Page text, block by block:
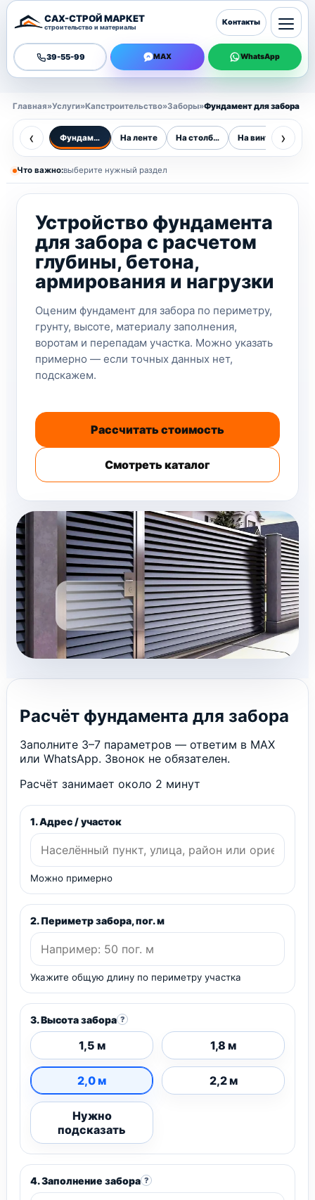
САХ-СТРОЙ МАРКЕТ
строительство и материалы
39-55-99 MAX WhatsApp
Контакты
Главная»Услуги»Капстроительство»Заборы»Фундамент для забора
‹ Фундамент для забора
На ленте На столбах На винтовых
›
Что важно:выберите нужный раздел
Устройство фундамента
для забора с расчетом
глубины, бетона,
армирования и нагрузки
Оценим фундамент для забора по периметру,
грунту, высоте, материалу заполнения,
воротам и перепадам участка. Можно указать
примерно — если точных данных нет,
подскажем.
Рассчитать стоимость
Смотреть каталог
Расчёт фундамента для забора
Заполните 3–7 параметров — ответим в MAX
или WhatsApp. Звонок не обязателен.
Расчёт занимает около 2 минут
1. Адрес / участок
Можно примерно
2. Периметр забора, пог. м
Укажите общую длину по периметру участка
3. Высота забора ?
1,5 м 1,8 м
2,0 м 2,2 м
Нужно
подсказать
4. Заполнение забора ?